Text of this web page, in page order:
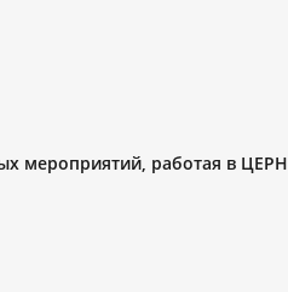
мероприятий, работая в ЦЕРН